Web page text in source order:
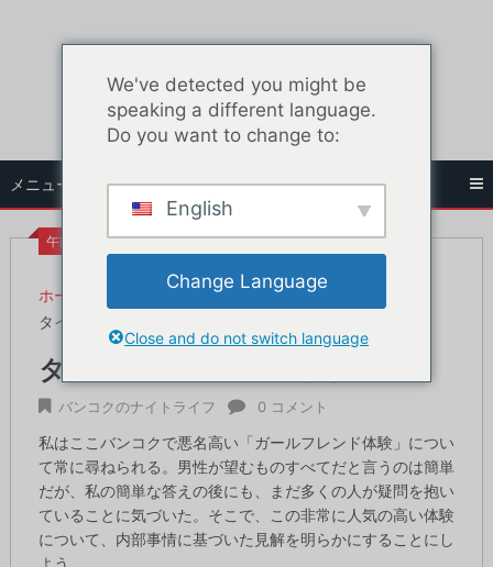
ス
キ
ッ
プ
メニュー
午前12時48分
ホーム
バンコクのナイトライフ
タイのガールフレンド体験
タイのガールフレンド体験
バンコクのナイトライフ 0 コメント
私はここバンコクで悪名高い「ガールフレンド体験」につい
て常に尋ねられる。男性が望むものすべてだと言うのは簡単
だが、私の簡単な答えの後にも、まだ多くの人が疑問を抱い
ていることに気づいた。そこで、この非常に人気の高い体験
について、内部事情に基づいた見解を明らかにすることにし
We've detected you might be
speaking a different language.
Do you want to change to:
English
Change Language
Close and do not switch language